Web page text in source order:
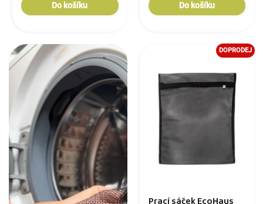
Do košíku Do košíku
DOPRODEJ